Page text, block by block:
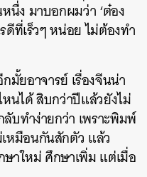
นึ่ง มาบอกผมว่า ‘ต๋อง
ดีที่เร็วๆ หน่อย ไม่ต้องทำ
มั้ยอาจารย์ เรื่องจีนน่า
นได้ สิบกว่าปีแล้วยังไม่
ลับทำง่ายกว่า เพราะพิมพ์
หมือนกันสักตัว แล้ว
ษาใหม่ ศึกษาเพิ่ม แต่เมื่อ